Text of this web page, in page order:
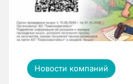
Новости компаний